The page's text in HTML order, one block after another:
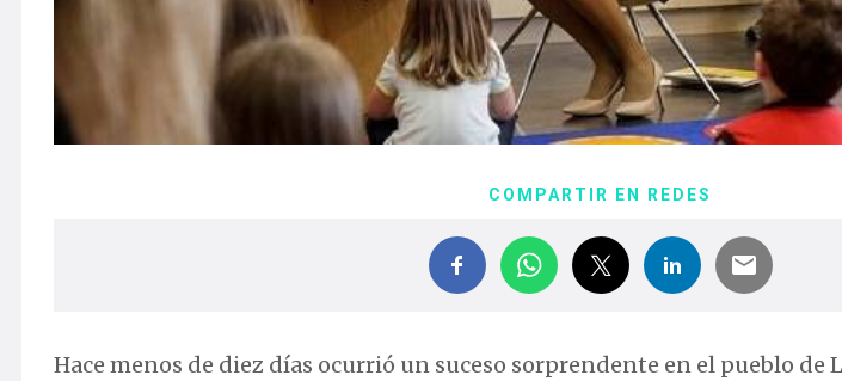
COMPARTIR EN REDES
Hace menos de diez días ocurrió un suceso sorprendente en el pueblo de